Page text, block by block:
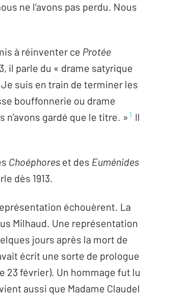
ne l’avons pas perdu. Nous
à réinventer ce Protée
il parle du « drame satyrique
suis en train de terminer les
bouffonnerie ou drame
n’avons gardé que le titre. » 1 Il
Choéphoreset des Euménides
dès 1913.
échouèrent. La
Milhaud. Une représentation
jours après la mort de
écrit une sorte de prologue
23 février). Un hommage fut lu
aussi que Madame Claudel